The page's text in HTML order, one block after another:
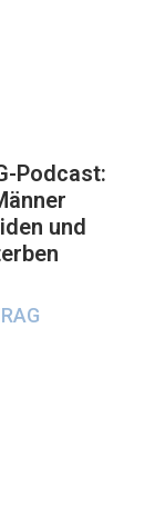
Podcast:
und